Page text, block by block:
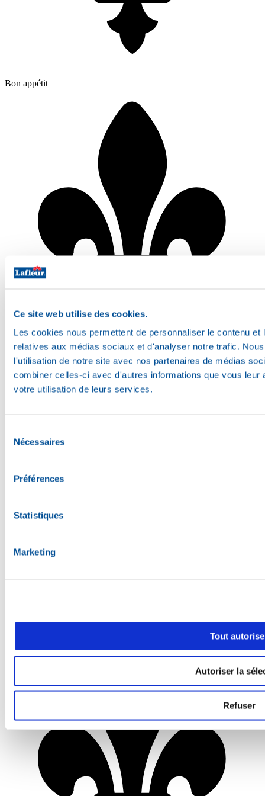
Ce site web utilise des cookies.
Les cookies nous permettent de personnaliser le contenu
relatives aux médias sociaux et d'analyser notre trafic.
l'utilisation de notre site avec nos partenaires de médias
combiner celles-ci avec d'autres informations que vous
votre utilisation de leurs services.
Nécessaires
Préférences
Statistiques
Marketing
Tout
Autoriser la
Refuser
Bon appétit
Miam
Bon appétit